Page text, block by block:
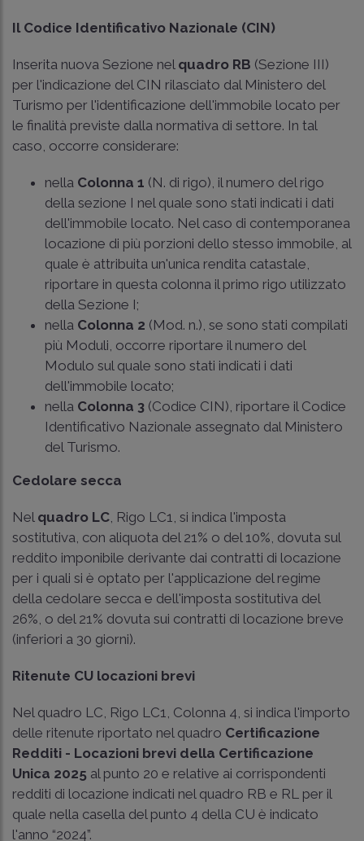
Il Codice Identificativo Nazionale (CIN)
Inserita nuova Sezione nel quadro RB (Sezione III)
per l'indicazione del CIN rilasciato dal Ministero del
Turismo per l'identificazione dell'immobile locato per
le finalità previste dalla normativa di settore. In tal
caso, occorre considerare:
nella Colonna 1 (N. di rigo), il numero del rigo
della sezione I nel quale sono stati indicati i dati
dell'immobile locato. Nel caso di contemporanea
locazione di più porzioni dello stesso immobile, al
quale è attribuita un'unica rendita catastale,
riportare in questa colonna il primo rigo utilizzato
della Sezione I;
nella Colonna 2 (Mod. n.), se sono stati compilati
più Moduli, occorre riportare il numero del
Modulo sul quale sono stati indicati i dati
dell'immobile locato;
nella Colonna 3 (Codice CIN), riportare il Codice
Identificativo Nazionale assegnato dal Ministero
del Turismo.
Cedolare secca
Nel quadro LC, Rigo LC1, si indica l'imposta
sostitutiva, con aliquota del 21% o del 10%, dovuta sul
reddito imponibile derivante dai contratti di locazione
per i quali si è optato per l'applicazione del regime
della cedolare secca e dell'imposta sostitutiva del
26%, o del 21% dovuta sui contratti di locazione breve
(inferiori a 30 giorni).
Ritenute CU locazioni brevi
Nel quadro LC, Rigo LC1, Colonna 4, si indica l'importo
delle ritenute riportato nel quadro Certificazione
Redditi - Locazioni brevi della Certificazione
Unica 2025 al punto 20 e relative ai corrispondenti
redditi di locazione indicati nel quadro RB e RL per il
quale nella casella del punto 4 della CU è indicato
l'anno “2024”.